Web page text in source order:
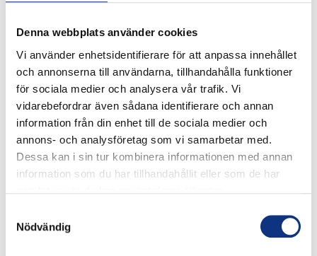
Denna webbplats använder cookies
Vi använder enhetsidentifierare för att anpassa innehållet
och annonserna till användarna, tillhandahålla funktioner
för sociala medier och analysera vår trafik. Vi
vidarebefordrar även sådana identifierare och annan
information från din enhet till de sociala medier och
annons- och analysföretag som vi samarbetar med.
Dessa kan i sin tur kombinera informationen med annan
information som du har tillhandahållit eller som de har
Nödvändig
Alla priser visas i SEK. Stabe innehar AAA-kreditvärdighet.